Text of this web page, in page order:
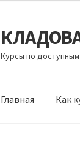
Перейти
к
навигации
Перейти
к
содержимому
Курсы по
Главная Как